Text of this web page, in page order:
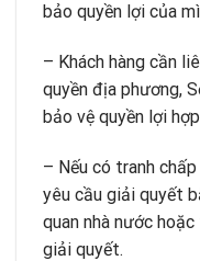
bảo quyền lợi của
– Khách hàng cần
quyền địa phương,
bảo vệ quyền lợi
– Nếu có tranh
yêu cầu giải quyết
quan nhà nước
giải quyết.